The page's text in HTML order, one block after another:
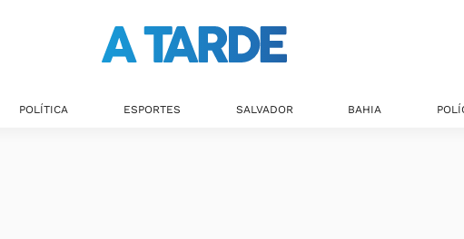
POLÍTICA ESPORTES SALVADOR BAHIA